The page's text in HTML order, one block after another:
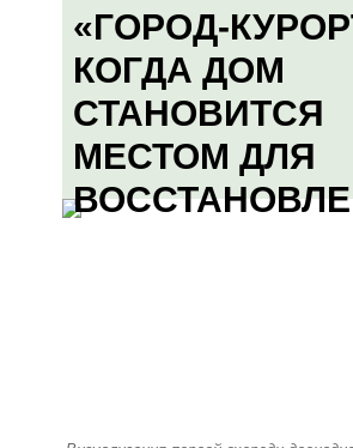
«ГОРОД-
КОГДА ДОМ
СТАНОВИТСЯ
МЕСТОМ ДЛЯ